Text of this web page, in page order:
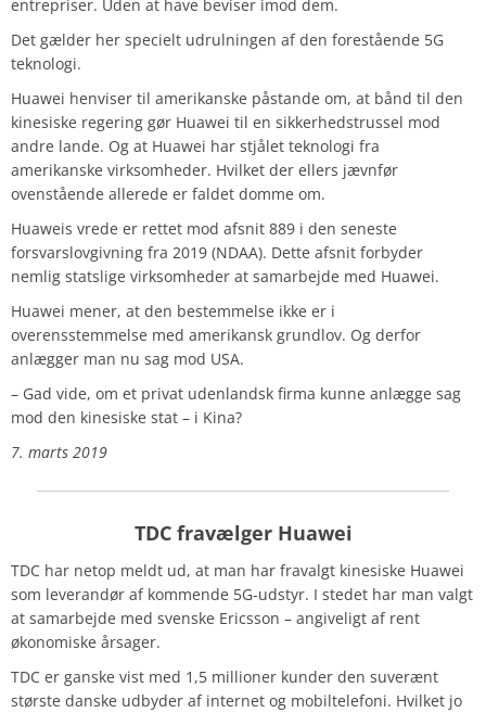
entrepriser. Uden at have beviser imod dem.
Det gælder her specielt udrulningen af den forestående 5G
teknologi.
Huawei henviser til amerikanske påstande om, at bånd til den
kinesiske regering gør Huawei til en sikkerhedstrussel mod
andre lande. Og at Huawei har stjålet teknologi fra
amerikanske virksomheder. Hvilket der ellers jævnfør
ovenstående allerede er faldet domme om.
Huaweis vrede er rettet mod afsnit 889 i den seneste
forsvarslovgivning fra 2019 (NDAA). Dette afsnit forbyder
nemlig statslige virksomheder at samarbejde med Huawei.
Huawei mener, at den bestemmelse ikke er i
overensstemmelse med amerikansk grundlov. Og derfor
anlægger man nu sag mod USA.
– Gad vide, om et privat udenlandsk firma kunne anlægge sag
mod den kinesiske stat – i Kina?
7. marts 2019
TDC fravælger Huawei
TDC har netop meldt ud, at man har fravalgt kinesiske Huawei
som leverandør af kommende 5G-udstyr. I stedet har man valgt
at samarbejde med svenske Ericsson – angiveligt af rent
økonomiske årsager.
TDC er ganske vist med 1,5 millioner kunder den suverænt
største danske udbyder af internet og mobiltelefoni. Hvilket jo